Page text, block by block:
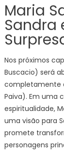
Maria
Sandra
Nos próximos
Buscacio) será
completamente
Paiva). Em uma
espiritualidade,
uma visão para
promete
personagens